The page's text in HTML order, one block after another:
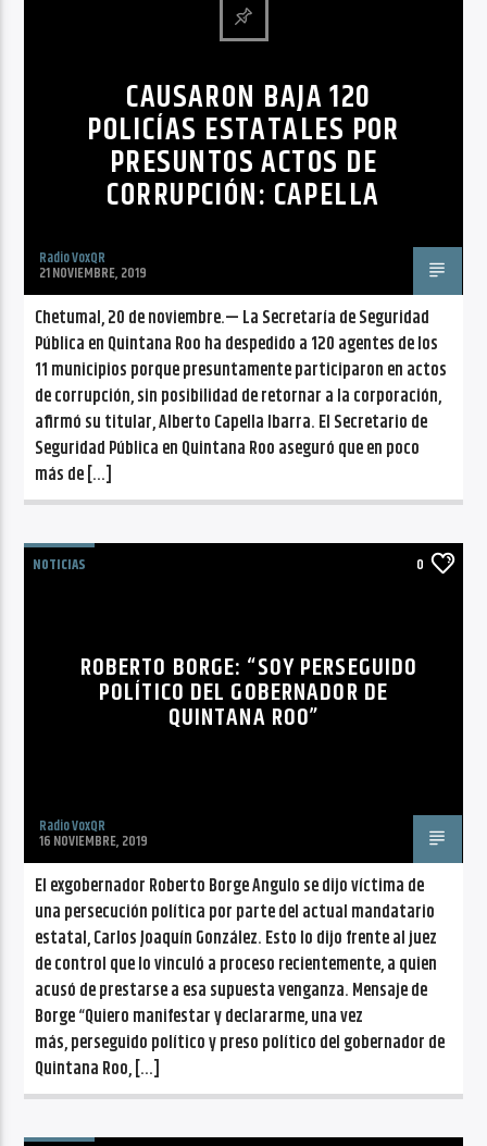
CAUSARON BAJA 120
POLICÍAS ESTATALES POR
PRESUNTOS ACTOS DE
CORRUPCIÓN: CAPELLA
Radio VoxQR
21 NOVIEMBRE, 2019
Chetumal, 20 de noviembre.— La Secretaría de Seguridad
Pública en Quintana Roo ha despedido a 120 agentes de los
11 municipios porque presuntamente participaron en actos
de corrupción, sin posibilidad de retornar a la corporación,
afirmó su titular, Alberto Capella Ibarra. El Secretario de
Seguridad Pública en Quintana Roo aseguró que en poco
más de […]
NOTICIAS 0
ROBERTO BORGE: “SOY PERSEGUIDO
POLÍTICO DEL GOBERNADOR DE
QUINTANA ROO”
Radio VoxQR
16 NOVIEMBRE, 2019
El exgobernador Roberto Borge Angulo se dijo víctima de
una persecución política por parte del actual mandatario
estatal, Carlos Joaquín González. Esto lo dijo frente al juez
de control que lo vinculó a proceso recientemente, a quien
acusó de prestarse a esa supuesta venganza. Mensaje de
Borge “Quiero manifestar y declararme, una vez
más, perseguido político y preso político del gobernador de
Quintana Roo, […]